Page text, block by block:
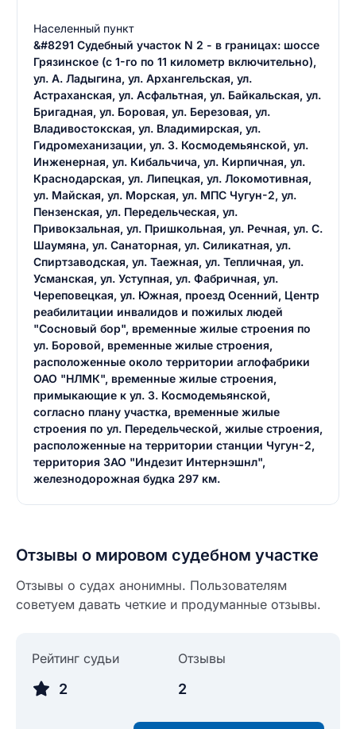
Населенный пункт
&#8291 Судебный участок N 2 - в границах: шоссе
Грязинское (с 1-го по 11 километр включительно),
ул. А. Ладыгина, ул. Архангельская, ул.
Астраханская, ул. Асфальтная, ул. Байкальская, ул.
Бригадная, ул. Боровая, ул. Березовая, ул.
Владивостокская, ул. Владимирская, ул.
Гидромеханизации, ул. З. Космодемьянской, ул.
Инженерная, ул. Кибальчича, ул. Кирпичная, ул.
Краснодарская, ул. Липецкая, ул. Локомотивная,
ул. Майская, ул. Морская, ул. МПС Чугун-2, ул.
Пензенская, ул. Передельческая, ул.
Привокзальная, ул. Пришкольная, ул. Речная, ул. С.
Шаумяна, ул. Санаторная, ул. Силикатная, ул.
Спиртзаводская, ул. Таежная, ул. Тепличная, ул.
Усманская, ул. Уступная, ул. Фабричная, ул.
Череповецкая, ул. Южная, проезд Осенний, Центр
реабилитации инвалидов и пожилых людей
"Сосновый бор", временные жилые строения по
ул. Боровой, временные жилые строения,
расположенные около территории аглофабрики
ОАО "НЛМК", временные жилые строения,
примыкающие к ул. З. Космодемьянской,
согласно плану участка, временные жилые
строения по ул. Передельческой, жилые строения,
расположенные на территории станции Чугун-2,
территория ЗАО "Индезит Интернэшнл",
железнодорожная будка 297 км.
Отзывы о мировом судебном участке
Отзывы о судах анонимны. Пользователям
советуем давать четкие и продуманные отзывы.
Рейтинг судьи
2
Отзывы
2
Введите свое имя